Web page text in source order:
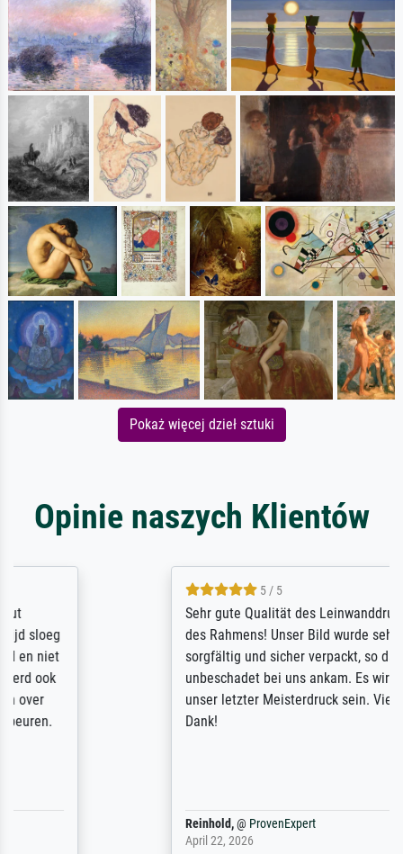
Pokaż więcej dzieł sztuki
Opinie naszych Klientów
Sehr gute Qualität des Leinwanddrucks und
des Rahmens! Unser Bild wurde sehr
sorgfältig und sicher verpackt, so dass es
unbeschadet bei uns ankam. Es wird nicht
unser letzter Meisterdruck sein. Vielen
ProvenExpert